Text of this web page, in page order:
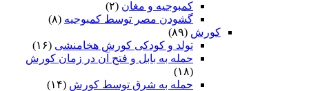
کمبوجیه و مغان (۲)
گشودن مصر توسط کمبوجیه (۸)
کورش (۸۹)
تولد و کودکی کورش هخامنشی (۱۶)
حمله به بابل و فتح آن در زمان کورش
(۱۸)
حمله به شرق توسط کورش (۱۴)